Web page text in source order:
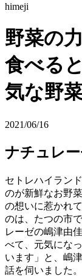
himeji
野菜の
食べる
気な野
2021/06/16
ナチュレ
セトレハイラン
のが新鮮なお野
の想いに惹かれ
のは、たつの市
レーゼの嶋津由
べて、元気にな
います」と、嶋
話を伺いました。